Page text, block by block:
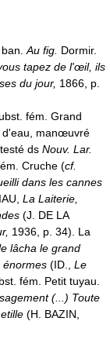
ban.Au fig. Dormir.
tapez de l'œil, ils
du jour, 1866, p.
fém. Grand
d'eau, manœuvré
ds Nouv. Lar.
Cruche (cf.
dans les cannes
La Laiterie,
(J. DE LA
1936, p. 34). La
lâcha le grand
énormes (ID., Le
fém. Petit tuyau.
(...) Toute
(H. BAZIN,